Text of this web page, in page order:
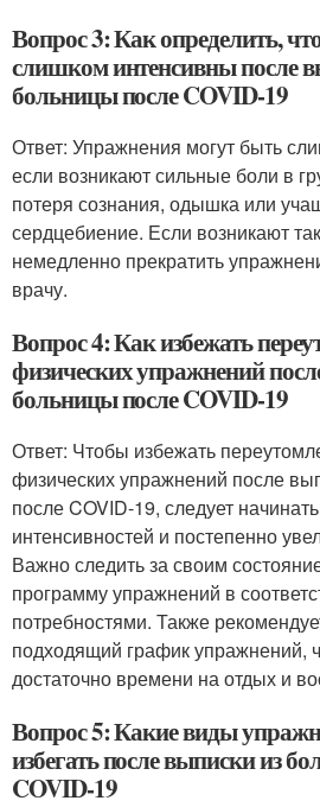
Вопрос 3: Как определить,
слишком интенсивны после
больницы после COVID-19
Ответ: Упражнения могут быть
если возникают сильные боли в
потеря сознания, одышка или
сердцебиение. Если возникают
немедленно прекратить
врачу.
Вопрос 4: Как избежать
физических упражнений
больницы после COVID-19
Ответ: Чтобы избежать
физических упражнений после
после COVID-19, следует
интенсивностей и постепенно
Важно следить за своим
программу упражнений в
потребностями. Также
подходящий график упражнений,
достаточно времени на отдых и
Вопрос 5: Какие виды
избегать после выписки из
COVID-19